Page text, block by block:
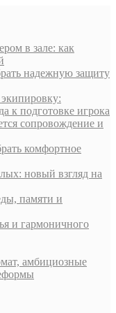
в зале: как
надежную защиту
к подготовке игрока
сопровождение и
комфортное
новый взгляд на
памяти и
и гармоничного
амбициозные